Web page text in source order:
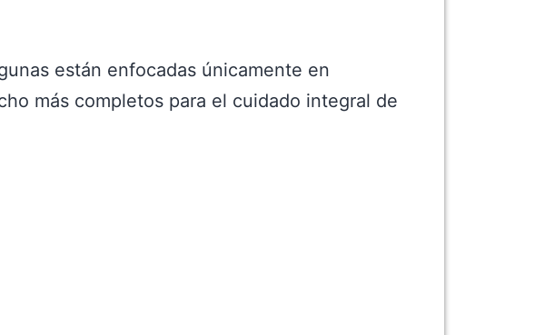
están enfocadas únicamente en
más completos para el cuidado integral de